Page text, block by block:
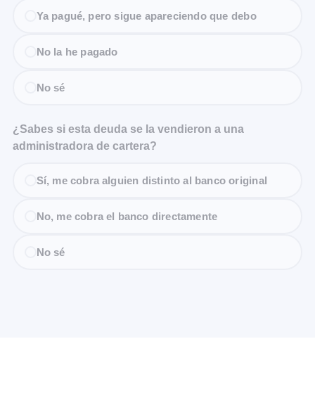
Ya pagué, pero sigue apareciendo que debo
No la he pagado
No sé
¿Sabes si esta deuda se la vendieron a una
administradora de cartera?
Sí, me cobra alguien distinto al banco original
No, me cobra el banco directamente
No sé